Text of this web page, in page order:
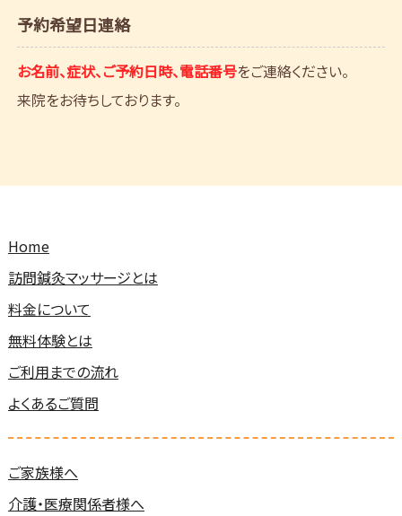
予約希望日連絡
お名前、症状、ご予約日時、電話番号をご連絡ください。
来院をお待ちしております。
Home
訪問鍼灸マッサージとは
料金について
無料体験とは
ご利用までの流れ
よくあるご質問
ご家族様へ
介護・医療関係者様へ